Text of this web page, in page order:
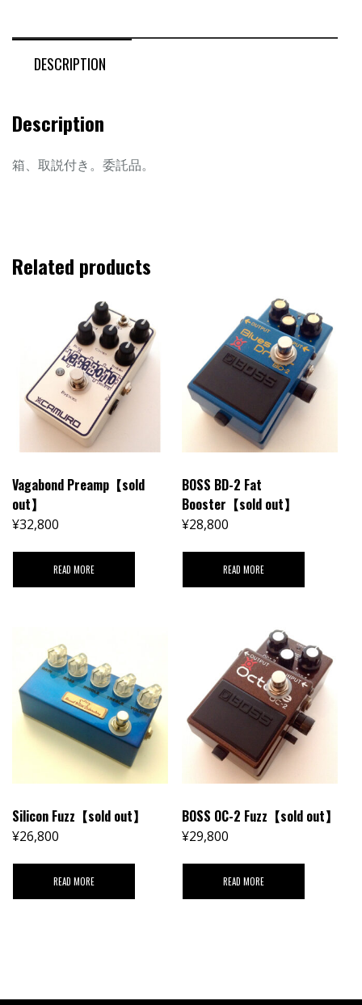
DESCRIPTION
Description
箱、取説付き。委託品。
Related products
Vagabond Preamp【sold
out】
¥32,800
READ MORE
BOSS BD-2 Fat
Booster【sold out】
¥28,800
READ MORE
Silicon Fuzz【sold out】
¥26,800
READ MORE
BOSS OC-2 Fuzz【sold out】
¥29,800
READ MORE